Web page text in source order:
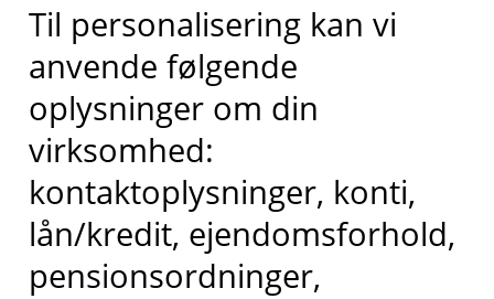
Til personalisering kan vi
anvende følgende
oplysninger om din
virksomhed:
kontaktoplysninger, konti,
lån/kredit, ejendomsforhold,
pensionsordninger,